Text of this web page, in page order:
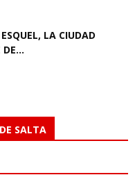
LA CIUDAD
DE...
SALTA